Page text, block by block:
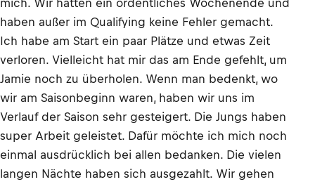
mich. Wir hatten ein ordentliches Wochenende und
haben außer im Qualifying keine Fehler gemacht.
Ich habe am Start ein paar Plätze und etwas Zeit
verloren. Vielleicht hat mir das am Ende gefehlt, um
Jamie noch zu überholen. Wenn man bedenkt, wo
wir am Saisonbeginn waren, haben wir uns im
Verlauf der Saison sehr gesteigert. Die Jungs haben
super Arbeit geleistet. Dafür möchte ich mich noch
einmal ausdrücklich bei allen bedanken. Die vielen
langen Nächte haben sich ausgezahlt. Wir gehen